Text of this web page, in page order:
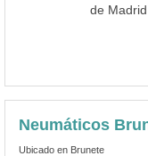
de
Neumáticos
Ubicado en Brunete